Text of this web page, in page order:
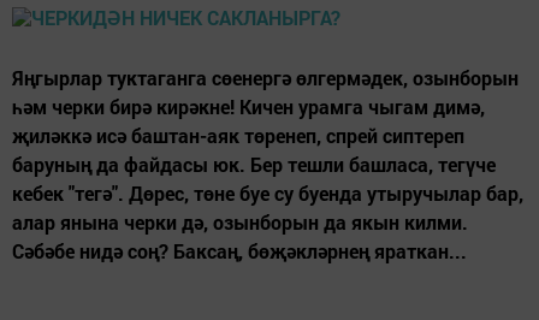
Яңгырлар туктаганга сөенергә өлгермәдек, озынборын
һәм черки бирә кирәкне! Кичен урамга чыгам димә,
җиләккә исә баштан-аяк төренеп, спрей сиптереп
баруның да файдасы юк. Бер тешли башласа, тегүче
кебек "тегә". Дөрес, төне буе су буенда утыручылар бар,
алар янына черки дә, озынборын да якын килми.
Сәбәбе нидә соң? Баксаң, бөҗәкләрнең яраткан...